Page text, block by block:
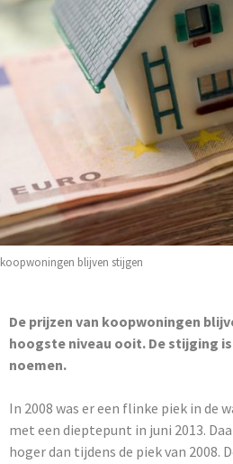
koopwoningen blijven stijgen
De prijzen van koopwoningen
hoogste niveau ooit. De stijging
noemen.
In 2008 was er een flinke piek in de
met een dieptepunt in juni 2013.
hoger dan tijdens de piek van 2008.